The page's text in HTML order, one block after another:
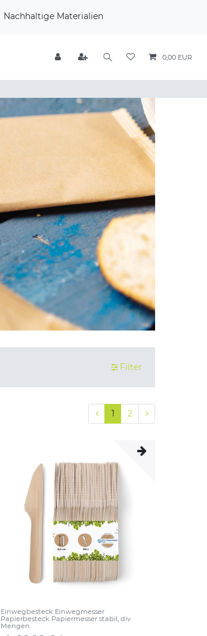
Nachhaltige Materialien
0,00 EUR
Filter
1 2
Einwegbesteck Einwegmesser
Papierbesteck Papiermesser stabil, div
Mengen